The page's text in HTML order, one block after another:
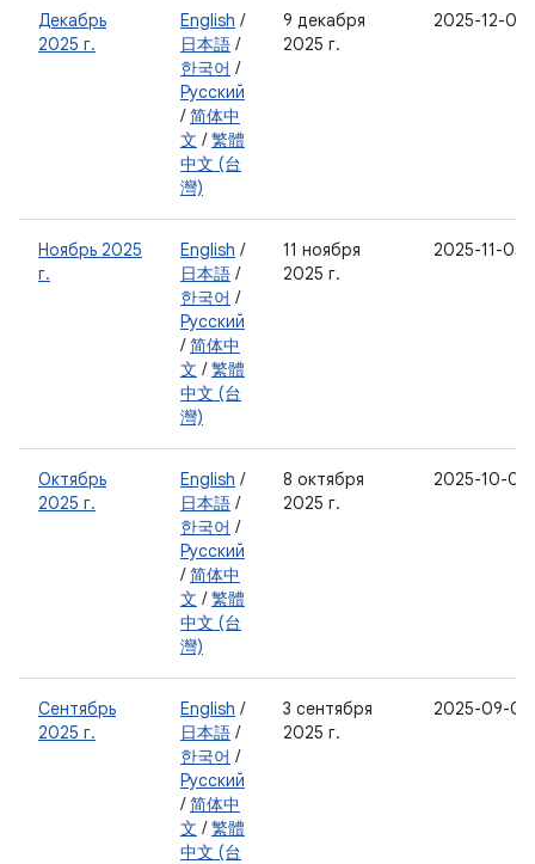
Декабрь
2025 г.
English /
日本語 /
한국어 /
Русский
/简体中
文 /繁體
中文 (台
灣)
9 декабря
2025 г.
2025-12-05
Ноябрь 2025
г.
English /
日本語 /
한국어 /
Русский
/简体中
文 /繁體
中文 (台
灣)
11 ноября
2025 г.
2025-11-05
Октябрь
2025 г.
English /
日本語 /
한국어 /
Русский
/简体中
文 /繁體
中文 (台
灣)
8 октября
2025 г.
2025-10-05
Сентябрь
2025 г.
English /
日本語 /
한국어 /
Русский
/简体中
文 /繁體
中文 (台
3 сентября
2025 г.
2025-09-05